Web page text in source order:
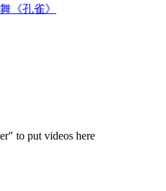
《孔雀》
to put videos here